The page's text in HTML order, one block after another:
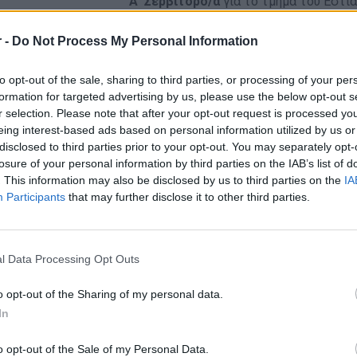
- Do Not Process My Personal Information
opt-out of the sale, sharing to third parties, or processing of your
for targeted advertising by us, please use the below opt-out
selection. Please note that after your opt-out request is processed
interest-based ads based on personal information utilized by us
to third parties prior to your opt-out. You may separately
of your personal information by third parties on the IAB’s list of
This information may also be disclosed by us to third parties on the
Participants that may further disclose it to other third parties.
Data Processing Opt Outs
opt-out of the Sharing of my personal data.
opt-out of the Sale of my Personal Data.
για το τμήμα του
Καλή γνώση της Αγγλικής γλώσσας
Εξοικείωση με την χρήση PDA ( ηλεκτρονική
Απόφοιτος Τουριστικής Σχολής (θα εκτιμηθεί)
Δεύτερη ξένη γλώσσα (θα εκτιμηθεί)
Δεξιότητες και Ικανότητες:
Αντιληπτική ικανότητα
Ικανότητα εργασίας υπό πίεση